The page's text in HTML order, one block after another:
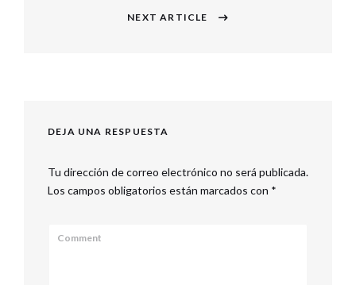
NEXT ARTICLE
DEJA UNA RESPUESTA
Tu dirección de correo electrónico no será publicada.
Los campos obligatorios están marcados con *